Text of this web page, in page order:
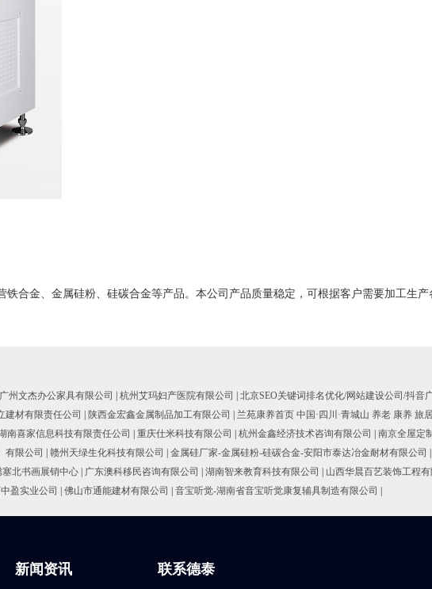
合金、金属硅粉、硅碳合金等产品。本公司产品质量稳定，可根据客户需要加工生
广州文杰办公家具有限公司 杭州艾玛妇产医院有限公司 北京SEO关键词排名优化/网站建设公司/抖音
建材有限责任公司 陕西金宏鑫金属制品加工有限公司 兰苑康养首页 中国·四川·青城山 养老 康养 旅
南喜家信息科技有限责任公司 重庆仕米科技有限公司 杭州金鑫经济技术咨询有限公司
南京全屋定
有限公司 赣州天绿生化科技有限公司 金属硅厂家-金属硅粉-硅碳合金-安阳市泰达冶金耐材有限公司
北书画展销中心 广东澳科移民咨询有限公司 湖南智来教育科技有限公司 山西华晨百艺装饰工程有
盈实业公司 佛山市通能建材有限公司 音宝听觉-湖南省音宝听觉康复辅具制造有限公司
新闻资讯 联系德泰